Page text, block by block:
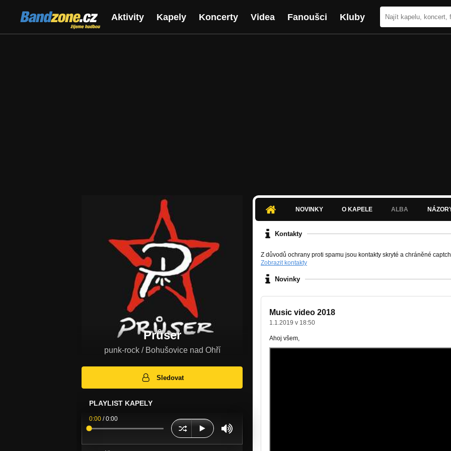
Bandzone.cz
žijeme hudbou
Aktivity Kapely Koncerty Videa Fanoušci Kluby
Průser
punk-rock / Bohušovice nad Ohří
Sledovat
PLAYLIST KAPELY
0:00 /0:00
NOVINKY O KAPELE ALBA
Kontakty
Z důvodů ochrany proti spamu jsou kontakty skryté a chráněné
Zobrazit kontakty
Novinky
Music video 2018
1.1.2019 v 18:50
Ahoj všem,